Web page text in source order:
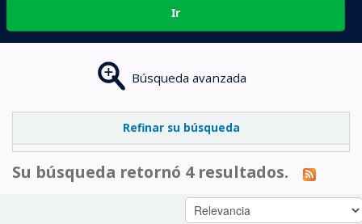
Ir
Búsqueda avanzada
Refinar su búsqueda
Su búsqueda retornó 4 resultados.